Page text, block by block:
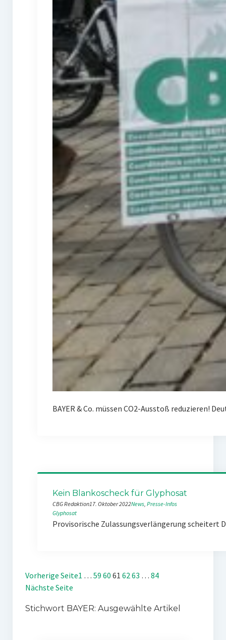
BAYER & Co. müssen CO2-Ausstoß reduzieren!
Kein Blankoscheck für Glyphosat
CBG Redaktion17. Oktober 2022News, Presse-Infos
Glyphosat
Provisorische Zulassungsverlängerung scheitert
Vorherige Seite1 … 59 60 61 6263 … 84
Nächste Seite
Stichwort BAYER: Ausgewählte Artikel